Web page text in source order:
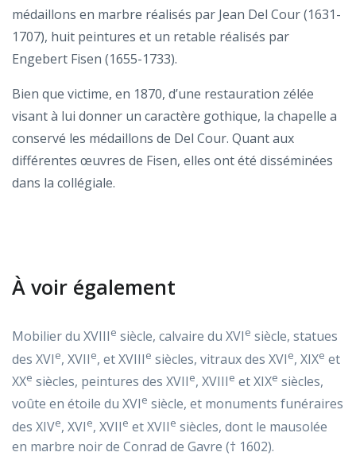
médaillons en marbre réalisés par Jean Del Cour (1631-
1707), huit peintures et un retable réalisés par
Engebert Fisen (1655-1733).
Bien que victime, en 1870, d’une restauration zélée
visant à lui donner un caractère gothique, la chapelle a
conservé les médaillons de Del Cour. Quant aux
différentes œuvres de Fisen, elles ont été disséminées
dans la collégiale.
À voir également
Mobilier du XVIIIe siècle, calvaire du XVIe siècle, statues
des XVIe, XVIIe, et XVIIIe siècles, vitraux des XVIe, XIXe et
XXe siècles, peintures des XVIIe, XVIIIe et XIXe siècles,
voûte en étoile du XVIe siècle, et monuments funéraires
des XIVe, XVIe, XVIIe et XVIIe siècles, dont le mausolée
en marbre noir de Conrad de Gavre († 1602).